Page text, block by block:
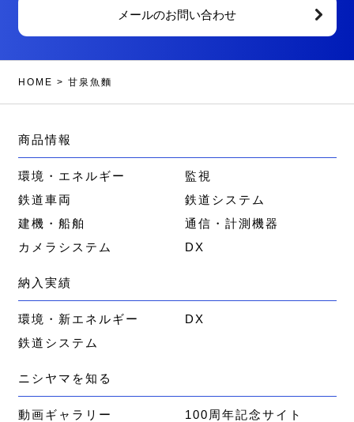
メールのお問い合わせ
HOME > 甘泉魚麵
商品情報
環境・エネルギー
監視
鉄道車両
鉄道システム
建機・船舶
通信・計測機器
カメラシステム
DX
納入実績
環境・新エネルギー
DX
鉄道システム
ニシヤマを知る
動画ギャラリー
100周年記念サイト